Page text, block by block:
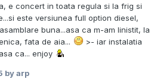
e concert in toata regula si la frig si
este versiunea full option diesel,
buna...asa ca m-am linistit, la
fata de aia...
>- iar instalatia
ca... enjoy
by arp